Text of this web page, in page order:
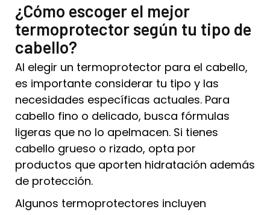
¿Cómo escoger el mejor
termoprotector según tu tipo de
cabello?
Al elegir un termoprotector para el cabello,
es importante considerar tu tipo y las
necesidades específicas actuales. Para
cabello fino o delicado, busca fórmulas
ligeras que no lo apelmacen. Si tienes
cabello grueso o rizado, opta por
productos que aporten hidratación además
de protección.
Algunos termoprotectores incluyen